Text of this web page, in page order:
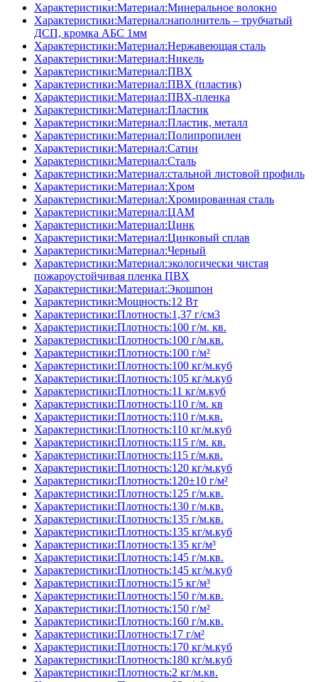
Характеристики:Материал:Минеральное волокно
Характеристики:Материал:наполнитель – трубчатый
ДСП, кромка AБC 1мм
Характеристики:Материал:Нержавеющая сталь
Характеристики:Материал:Никель
Характеристики:Материал:ПВХ
Характеристики:Материал:ПВХ (пластик)
Характеристики:Материал:ПВХ-пленка
Характеристики:Материал:Пластик
Характеристики:Материал:Пластик, металл
Характеристики:Материал:Полипропилен
Характеристики:Материал:Сатин
Характеристики:Материал:Сталь
Характеристики:Материал:стальной листовой профиль
Характеристики:Материал:Хром
Характеристики:Материал:Хромированная сталь
Характеристики:Материал:ЦАМ
Характеристики:Материал:Цинк
Характеристики:Материал:Цинковый сплав
Характеристики:Материал:Черный
Характеристики:Материал:экологически чистая
пожароустойчивая пленка ПВХ
Характеристики:Материал:Экошпон
Характеристики:Мощность:12 Вт
Характеристики:Плотность:1,37 г/см3
Характеристики:Плотность:100 г/м. кв.
Характеристики:Плотность:100 г/м.кв.
Характеристики:Плотность:100 г/м²
Характеристики:Плотность:100 кг/м.куб
Характеристики:Плотность:105 кг/м.куб
Характеристики:Плотность:11 кг/м.куб
Характеристики:Плотность:110 г/м. кв
Характеристики:Плотность:110 г/м.кв.
Характеристики:Плотность:110 кг/м.куб
Характеристики:Плотность:115 г/м. кв.
Характеристики:Плотность:115 г/м.кв.
Характеристики:Плотность:120 кг/м.куб
Характеристики:Плотность:120±10 г/м²
Характеристики:Плотность:125 г/м.кв.
Характеристики:Плотность:130 г/м.кв.
Характеристики:Плотность:135 г/м.кв.
Характеристики:Плотность:135 кг/м.куб
Характеристики:Плотность:135 кг/м³
Характеристики:Плотность:145 г/м.кв.
Характеристики:Плотность:145 кг/м.куб
Характеристики:Плотность:15 кг/м³
Характеристики:Плотность:150 г/м.кв.
Характеристики:Плотность:150 г/м²
Характеристики:Плотность:160 г/м.кв.
Характеристики:Плотность:17 г/м²
Характеристики:Плотность:170 кг/м.куб
Характеристики:Плотность:180 кг/м.куб
Характеристики:Плотность:2 кг/м.кв.